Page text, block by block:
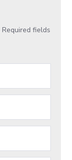
Required fields